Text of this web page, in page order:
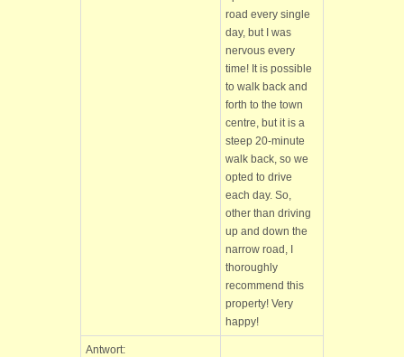
road every single
day, but I was
nervous every
time! It is possible
to walk back and
forth to the town
centre, but it is a
steep 20-minute
walk back, so we
opted to drive
each day. So,
other than driving
up and down the
narrow road, I
thoroughly
recommend this
property! Very
happy!
Antwort: